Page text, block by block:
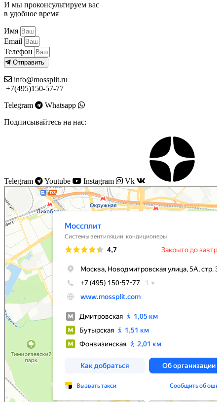
И мы проконсультируем вас
в удобное время
Имя
Email
Телефон
Отправить
info@mossplit.ru
+7(495)150-57-77
Telegram
Whatsapp
Подписывайтесь на нас:
Telegram Youtube Instagram Vk
Моссплит
Системы вентиляции в Москве
Установка кондиционеров в Москве